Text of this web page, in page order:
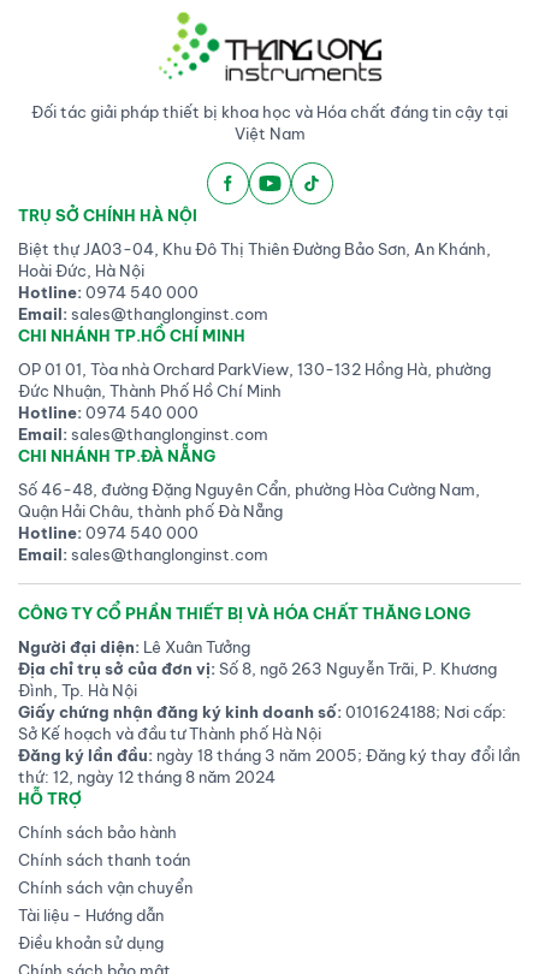
Đối tác giải pháp thiết bị khoa học và Hóa chất đáng tin cậy tại
Việt Nam
TRỤ SỞ CHÍNH HÀ NỘI
Biệt thự JA03-04, Khu Đô Thị Thiên Đường Bảo Sơn, An Khánh,
Hoài Đức, Hà Nội
Hotline:0974 540 000
Email:sales@thanglonginst.com
CHI NHÁNH TP.HỒ CHÍ MINH
OP 01 01, Tòa nhà Orchard ParkView, 130-132 Hồng Hà, phường
Đức Nhuận, Thành Phố Hồ Chí Minh
Hotline:0974 540 000
Email:sales@thanglonginst.com
CHI NHÁNH TP.ĐÀ NẴNG
Số 46-48, đường Đặng Nguyên Cẩn, phường Hòa Cường Nam,
Quận Hải Châu, thành phố Đà Nẵng
Hotline:0974 540 000
Email:sales@thanglonginst.com
CÔNG TY CỔ PHẦN THIẾT BỊ VÀ HÓA CHẤT THĂNG LONG
Người đại diện: Lê Xuân Tưởng
Địa chỉ trụ sở của đơn vị:Số 8, ngõ 263 Nguyễn Trãi, P. Khương
Đình, Tp. Hà Nội
Giấy chứng nhận đăng ký kinh doanh số:0101624188; Nơi cấp:
Sở Kế hoạch và đầu tư Thành phố Hà Nội
Đăng ký lần đầu: ngày 18 tháng 3 năm 2005; Đăng ký thay đổi lần
thứ: 12, ngày 12 tháng 8 năm 2024
HỖ TRỢ
Chính sách bảo hành
Chính sách thanh toán
Chính sách vận chuyển
Tài liệu - Hướng dẫn
Điều khoản sử dụng
Chính sách bảo mật